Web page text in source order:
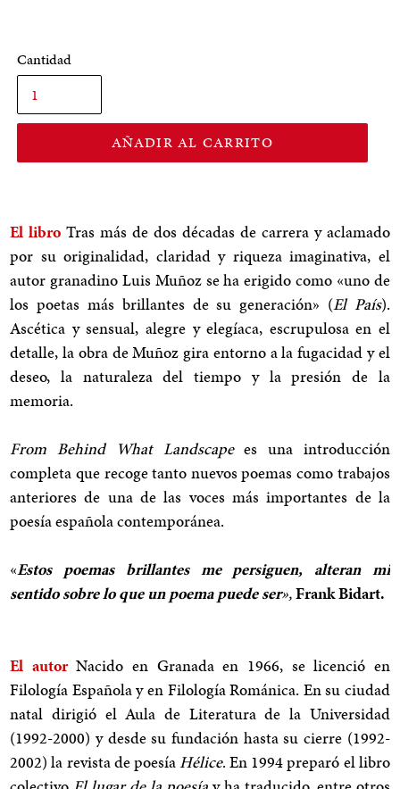
Cantidad
AÑADIR AL CARRITO
El libro Tras más de dos décadas de carrera y aclamado
por su originalidad, claridad y riqueza imaginativa, el
autor granadino Luis Muñoz se ha erigido como «uno de
los poetas más brillantes de su generación» (El País).
Ascética y sensual, alegre y elegíaca, escrupulosa en el
detalle, la obra de Muñoz gira entorno a la fugacidad y el
deseo, la naturaleza del tiempo y la presión de la
memoria.
From Behind What Landscapees una introducción
completa que recoge tanto nuevos poemas como trabajos
anteriores de una de las voces más importantes de la
poesía española contemporánea.
«Estos poemas brillantes me persiguen, alteran mi
sentido sobre lo que un poema puede ser»,Frank Bidart.
El autorNacido en Granada en 1966, se licenció en
Filología Española y en Filología Románica. En su ciudad
natal dirigió el Aula de Literatura de la Universidad
(1992-2000) y desde su fundación hasta su cierre (1992-
2002) la revista de poesíaHélice. En 1994 preparó el libro